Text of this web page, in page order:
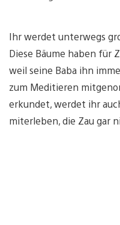
Ihr werdet unterwegs
Diese Bäume haben für
weil seine Baba ihn
zum Meditieren
erkundet, werdet ihr
miterleben, die Zau gar